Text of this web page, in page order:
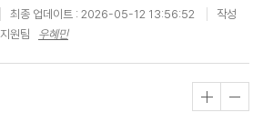
최종 업데이트 : 2026-05-12 13:56:52
작성
원팀 우혜민